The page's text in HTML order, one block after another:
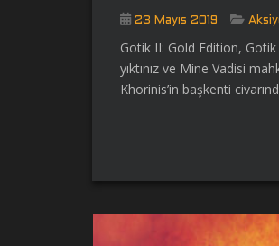
23 Mayıs 2019
Gotik II: Gold Edition, Gotik
yıktınız ve Mine Vadisi
Khorinis’in başkenti